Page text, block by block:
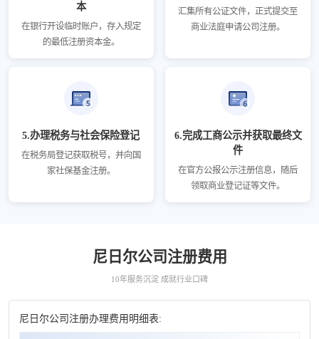
本
在银行开设临时账户，存入规定
的最低注册资本金。
汇集所有公证文件，正式提交至
商业法庭申请公司注册。
5.办理税务与社会保险登记
在税务局登记获取税号，并向国
家社保基金注册。
6.完成工商公示并获取最终文
件
在官方公报公示注册信息，随后
领取商业登记证等文件。
尼日尔公司注册费用
10年服务沉淀 成就行业口碑
尼日尔公司注册办理费用明细表: